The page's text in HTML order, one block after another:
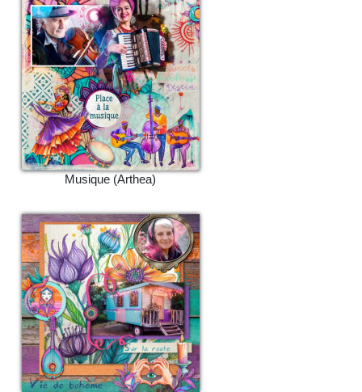
Musique (Arthea)